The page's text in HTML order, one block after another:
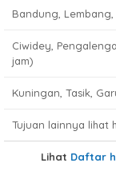
Bandung,
Ciwidey,
jam)
Kuningan, Tasik,
Tujuan lainnya lihat
Lihat Daftar